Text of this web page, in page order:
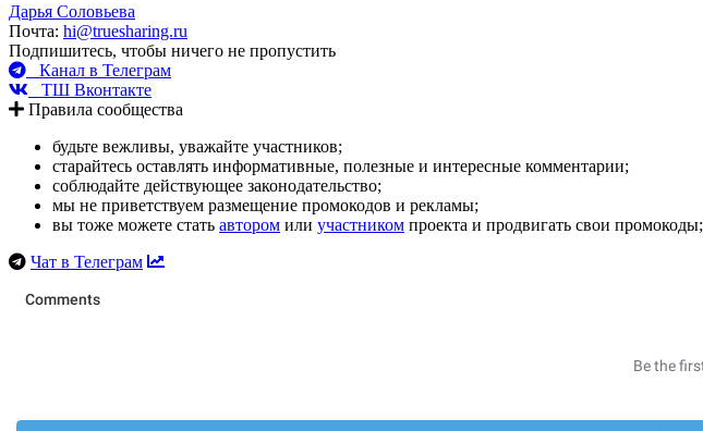
Дарья Соловьева
Почта: hi@truesharing.ru
Подпишитесь, чтобы ничего не пропустить
Канал в Телеграм
ТШ Вконтакте
Правила сообщества
будьте вежливы, уважайте участников;
старайтесь оставлять информативные, полезные и интересные комментарии;
соблюдайте действующее законодательство;
мы не приветствуем размещение промокодов и рекламы;
вы тоже можете стать автором или участником проекта и продвигать свои промокоды;
Чат в Телеграм